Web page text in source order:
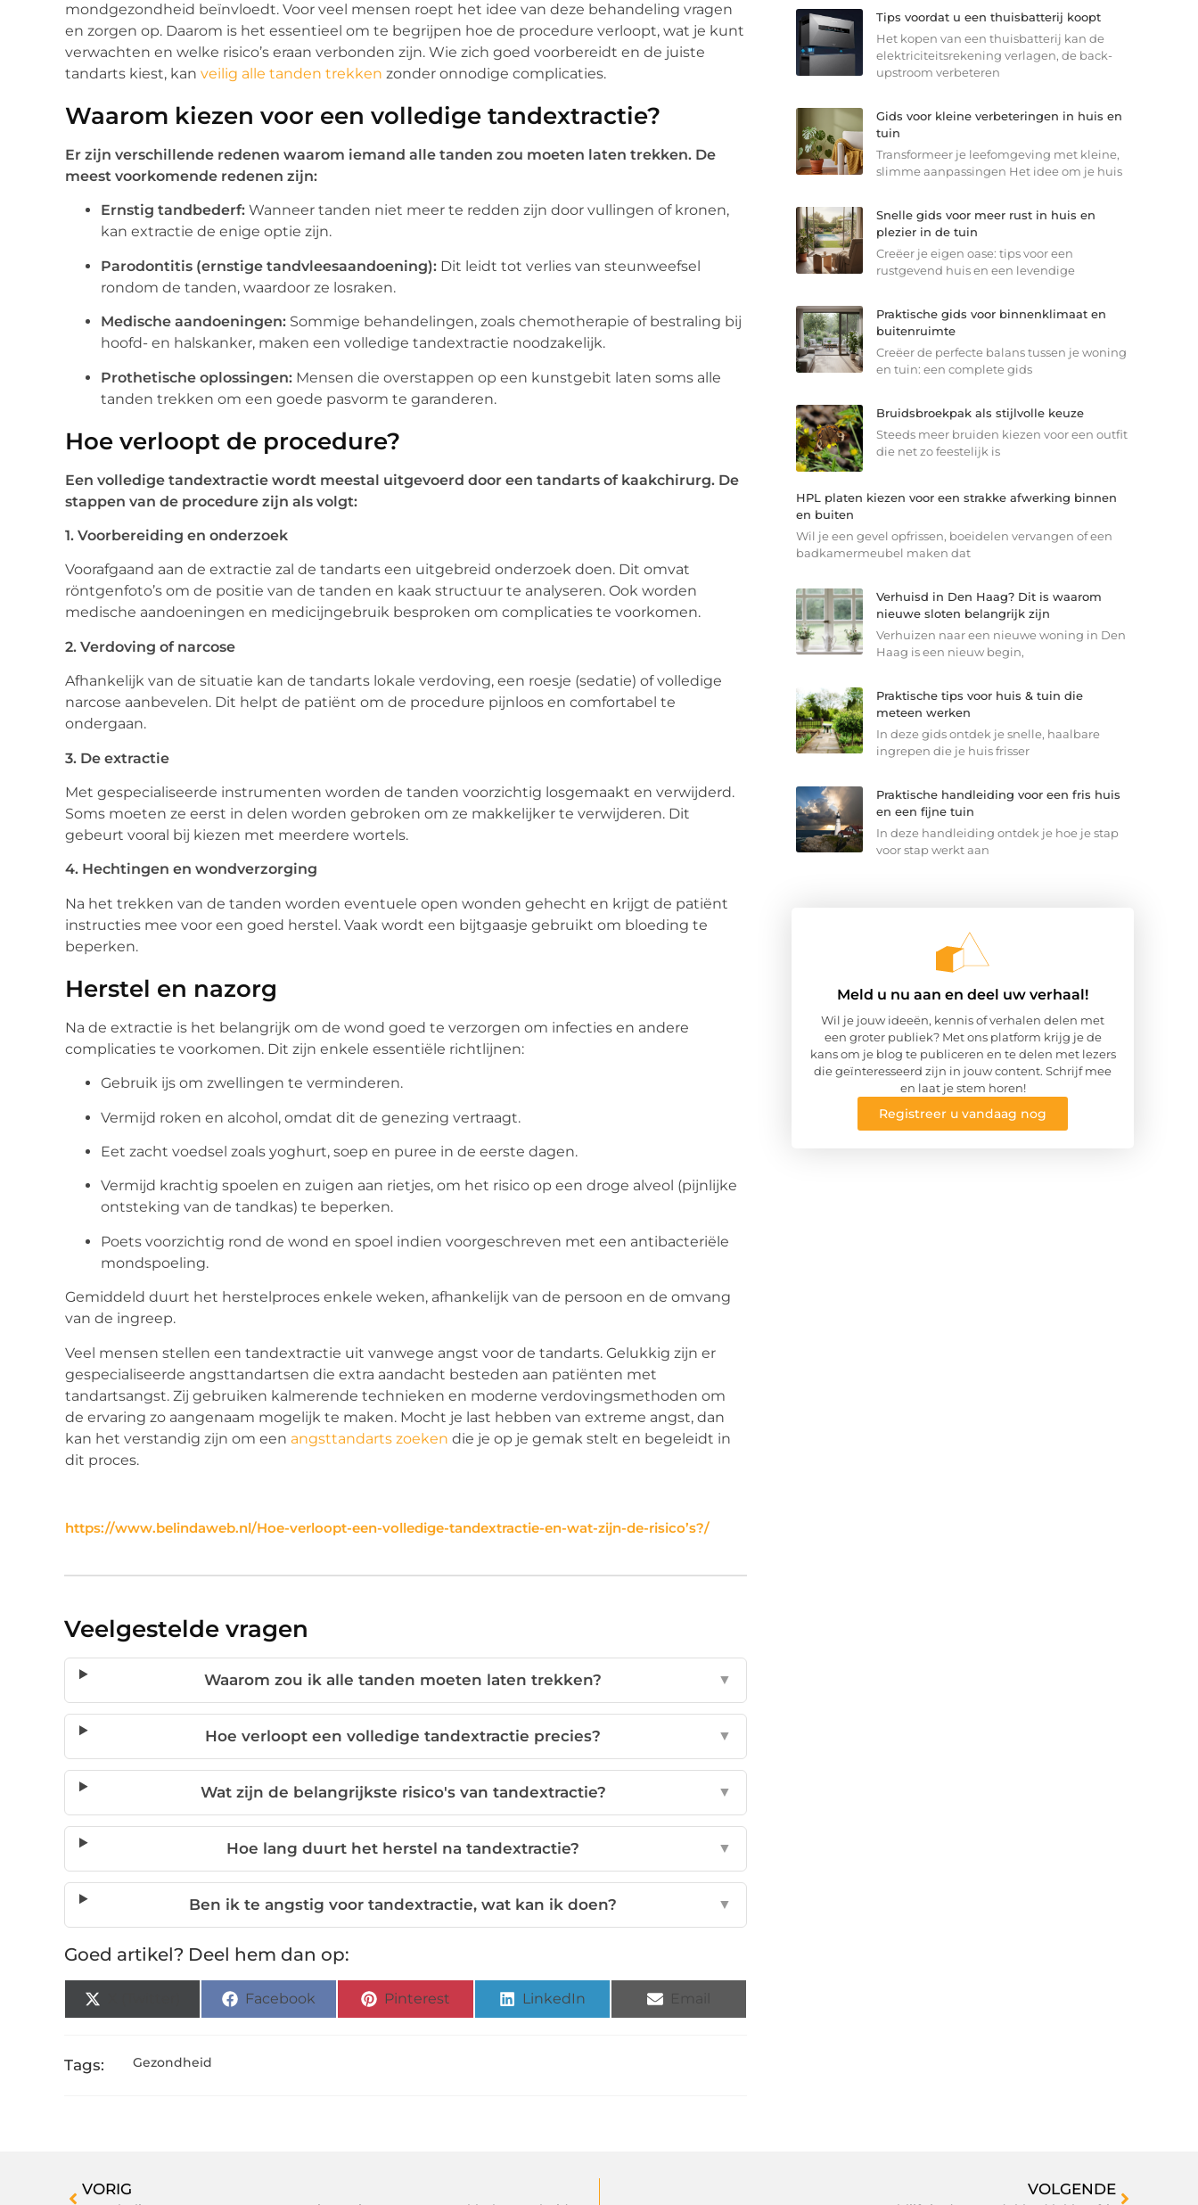
mondgezondheid beïnvloedt. Voor veel mensen roept het idee van deze behandeling vragen
en zorgen op. Daarom is het essentieel om te begrijpen hoe de procedure verloopt, wat je kunt
verwachten en welke risico’s eraan verbonden zijn. Wie zich goed voorbereidt en de juiste
tandarts kiest, kan veilig alle tanden trekken zonder onnodige complicaties.
Waarom kiezen voor een volledige tandextractie?
Er zijn verschillende redenen waarom iemand alle tanden zou moeten laten trekken. De
meest voorkomende redenen zijn:
Ernstig tandbederf: Wanneer tanden niet meer te redden zijn door vullingen of kronen,
kan extractie de enige optie zijn.
Parodontitis (ernstige tandvleesaandoening): Dit leidt tot verlies van steunweefsel
rondom de tanden, waardoor ze losraken.
Medische aandoeningen: Sommige behandelingen, zoals chemotherapie of bestraling bij
hoofd- en halskanker, maken een volledige tandextractie noodzakelijk.
Prothetische oplossingen: Mensen die overstappen op een kunstgebit laten soms alle
tanden trekken om een goede pasvorm te garanderen.
Hoe verloopt de procedure?
Een volledige tandextractie wordt meestal uitgevoerd door een tandarts of kaakchirurg. De
stappen van de procedure zijn als volgt:
1. Voorbereiding en onderzoek
Voorafgaand aan de extractie zal de tandarts een uitgebreid onderzoek doen. Dit omvat
röntgenfoto’s om de positie van de tanden en kaak structuur te analyseren. Ook worden
medische aandoeningen en medicijngebruik besproken om complicaties te voorkomen.
2. Verdoving of narcose
Afhankelijk van de situatie kan de tandarts lokale verdoving, een roesje (sedatie) of volledige
narcose aanbevelen. Dit helpt de patiënt om de procedure pijnloos en comfortabel te
ondergaan.
3. De extractie
Met gespecialiseerde instrumenten worden de tanden voorzichtig losgemaakt en verwijderd.
Soms moeten ze eerst in delen worden gebroken om ze makkelijker te verwijderen. Dit
gebeurt vooral bij kiezen met meerdere wortels.
4. Hechtingen en wondverzorging
Na het trekken van de tanden worden eventuele open wonden gehecht en krijgt de patiënt
instructies mee voor een goed herstel. Vaak wordt een bijtgaasje gebruikt om bloeding te
beperken.
Herstel en nazorg
Na de extractie is het belangrijk om de wond goed te verzorgen om infecties en andere
complicaties te voorkomen. Dit zijn enkele essentiële richtlijnen:
Gebruik ijs om zwellingen te verminderen.
Vermijd roken en alcohol, omdat dit de genezing vertraagt.
Eet zacht voedsel zoals yoghurt, soep en puree in de eerste dagen.
Vermijd krachtig spoelen en zuigen aan rietjes, om het risico op een droge alveol (pijnlijke
ontsteking van de tandkas) te beperken.
Poets voorzichtig rond de wond en spoel indien voorgeschreven met een antibacteriële
mondspoeling.
Gemiddeld duurt het herstelproces enkele weken, afhankelijk van de persoon en de omvang
van de ingreep.
Veel mensen stellen een tandextractie uit vanwege angst voor de tandarts. Gelukkig zijn er
gespecialiseerde angsttandartsen die extra aandacht besteden aan patiënten met
tandartsangst. Zij gebruiken kalmerende technieken en moderne verdovingsmethoden om
de ervaring zo aangenaam mogelijk te maken. Mocht je last hebben van extreme angst, dan
kan het verstandig zijn om een angsttandarts zoeken die je op je gemak stelt en begeleidt in
dit proces.
https://www.belindaweb.nl/Hoe-verloopt-een-volledige-tandextractie-en-wat-zijn-de-risico’s?/
Veelgestelde vragen
Waarom zou ik alle tanden moeten laten trekken? ▼
Hoe verloopt een volledige tandextractie precies? ▼
Wat zijn de belangrijkste risico's van tandextractie? ▼
Hoe lang duurt het herstel na tandextractie? ▼
Ben ik te angstig voor tandextractie, wat kan ik doen? ▼
Goed artikel? Deel hem dan op:
Facebook Pinterest LinkedIn
Tags: Gezondheid
Tips voordat u een thuisbatterij koopt
Het kopen van een thuisbatterij kan de
elektriciteitsrekening verlagen, de back-
upstroom verbeteren
Gids voor kleine verbeteringen in huis en
tuin
Transformeer je leefomgeving met kleine,
slimme aanpassingen Het idee om je huis
Snelle gids voor meer rust in huis en
plezier in de tuin
Creëer je eigen oase: tips voor een
rustgevend huis en een levendige
Praktische gids voor binnenklimaat en
buitenruimte
Creëer de perfecte balans tussen je woning
en tuin: een complete gids
Bruidsbroekpak als stijlvolle keuze
Steeds meer bruiden kiezen voor een outfit
die net zo feestelijk is
HPL platen kiezen voor een strakke afwerking binnen
en buiten
Wil je een gevel opfrissen, boeidelen vervangen of een
badkamermeubel maken dat
Verhuisd in Den Haag? Dit is waarom
nieuwe sloten belangrijk zijn
Verhuizen naar een nieuwe woning in Den
Haag is een nieuw begin,
Praktische tips voor huis & tuin die
meteen werken
In deze gids ontdek je snelle, haalbare
ingrepen die je huis frisser
Praktische handleiding voor een fris huis
en een fijne tuin
In deze handleiding ontdek je hoe je stap
voor stap werkt aan
Meld u nu aan en deel uw verhaal!
Wil je jouw ideeën, kennis of verhalen delen met
een groter publiek? Met ons platform krijg je de
kans om je blog te publiceren en te delen met lezers
die geïnteresseerd zijn in jouw content. Schrijf mee
en laat je stem horen!
Registreer u vandaag nog
VORIG VOLGENDE